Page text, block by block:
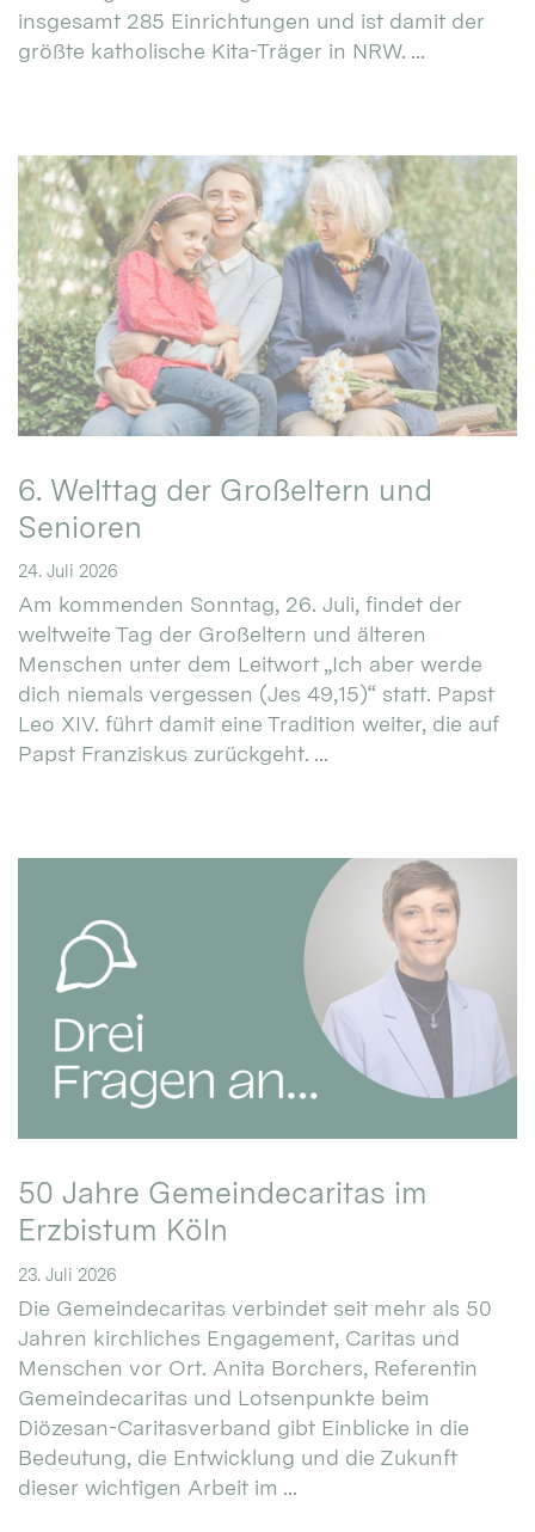
insgesamt 285 Einrichtungen und ist damit der
größte katholische Kita-Träger in NRW. ...
6. Welttag der Großeltern und
Senioren
24. Juli 2026
Am kommenden Sonntag, 26. Juli, findet der
weltweite Tag der Großeltern und älteren
Menschen unter dem Leitwort „Ich aber werde
dich niemals vergessen (Jes 49,15)“ statt. Papst
Leo XIV. führt damit eine Tradition weiter, die auf
Papst Franziskus zurückgeht. ...
50 Jahre Gemeindecaritas im
Erzbistum Köln
23. Juli 2026
Die Gemeindecaritas verbindet seit mehr als 50
Jahren kirchliches Engagement, Caritas und
Menschen vor Ort. Anita Borchers, Referentin
Gemeindecaritas und Lotsenpunkte beim
Diözesan-Caritasverband gibt Einblicke in die
Bedeutung, die Entwicklung und die Zukunft
dieser wichtigen Arbeit im ...